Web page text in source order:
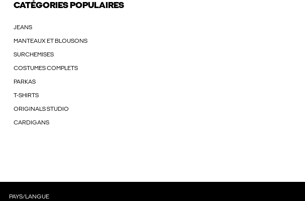
CATÉGORIES POPULAIRES
JEANS
MANTEAUX ET BLOUSONS
SURCHEMISES
COSTUMES COMPLETS
PARKAS
T-SHIRTS
ORIGINALS STUDIO
CARDIGANS
PAYS/LANGUE